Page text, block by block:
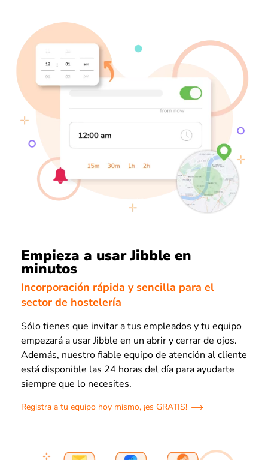
Empieza a usar Jibble en
minutos
Incorporación rápida y sencilla para el
sector de hostelería
Sólo tienes que invitar a tus empleados y tu equipo
empezará a usar Jibble en un abrir y cerrar de ojos.
Además, nuestro fiable equipo de atención al cliente
está disponible las 24 horas del día para ayudarte
siempre que lo necesites.
Registra a tu equipo hoy mismo, ¡es GRATIS!